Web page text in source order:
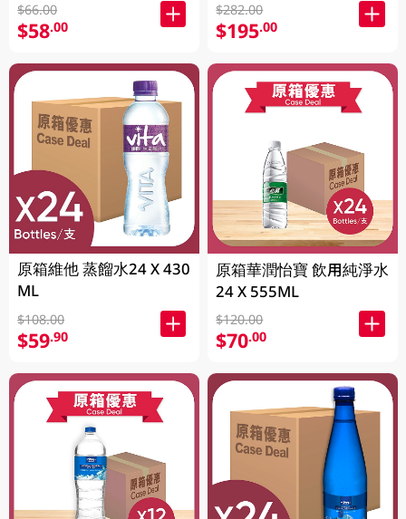
$66.00
$58.00
原箱維他 蒸餾水24 X 430
ML
$108.00
$59.90
$282.00
$195.00
原箱華潤怡寶 飲用純淨水
24 X 555ML
$120.00
$70.00